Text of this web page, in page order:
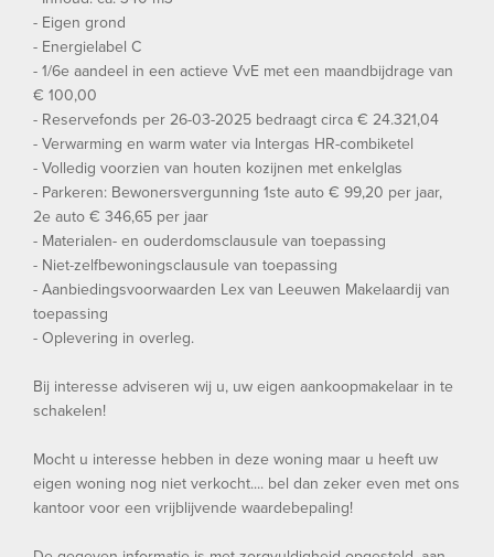
- Eigen grond
- Energielabel C
- 1/6e aandeel in een actieve VvE met een maandbijdrage van
€ 100,00
- Reservefonds per 26-03-2025 bedraagt circa € 24.321,04
- Verwarming en warm water via Intergas HR-combiketel
- Volledig voorzien van houten kozijnen met enkelglas
- Parkeren: Bewonersvergunning 1ste auto € 99,20 per jaar,
2e auto € 346,65 per jaar
- Materialen- en ouderdomsclausule van toepassing
- Niet-zelfbewoningsclausule van toepassing
- Aanbiedingsvoorwaarden Lex van Leeuwen Makelaardij van
toepassing
- Oplevering in overleg.
Bij interesse adviseren wij u, uw eigen aankoopmakelaar in te
schakelen!
Mocht u interesse hebben in deze woning maar u heeft uw
eigen woning nog niet verkocht.... bel dan zeker even met ons
kantoor voor een vrijblijvende waardebepaling!